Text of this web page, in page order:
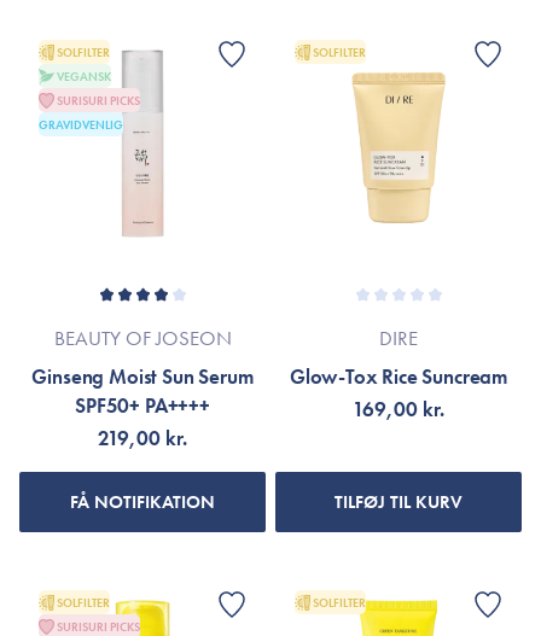
SOLFILTER
VEGANSK
SURISURI PICKS
GRAVIDVENLIG
BEAUTY OF JOSEON
Ginseng Moist Sun Serum
SPF50+ PA++++
219,00 kr.
FÅ NOTIFIKATION
SOLFILTER
DIRE
Glow-Tox Rice Suncream
169,00 kr.
TILFØJ TIL KURV
SOLFILTER
SURISURI PICKS
SOLFILTER